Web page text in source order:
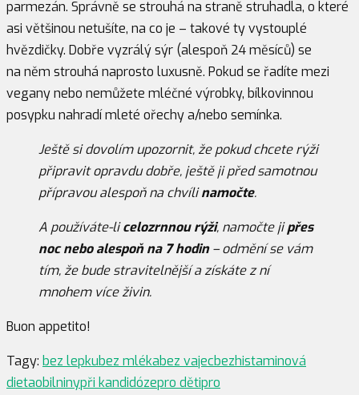
parmezán. Správně se strouhá na straně struhadla, o které
asi většinou netušíte, na co je – takové ty vystouplé
hvězdičky. Dobře vyzrálý sýr (alespoň 24 měsíců) se
na něm strouhá naprosto luxusně. Pokud se řadíte mezi
vegany nebo nemůžete mléčné výrobky, bílkovinnou
posypku nahradí mleté ořechy a/nebo semínka.
Ještě si dovolím upozornit, že pokud chcete rýži
připravit opravdu dobře, ještě ji před samotnou
přípravou alespoň na chvílinamočte.
A používáte-licelozrnnou rýži, namočte jipřes
noc nebo alespoň na 7 hodin– odmění se vám
tím, že bude stravitelnější a získáte z ní
mnohem více živin.
Buon appetito!
Tagy: bez lepkubez mlékabez vajecbezhistaminová
dietaobilninypři kandidózepro dětipro